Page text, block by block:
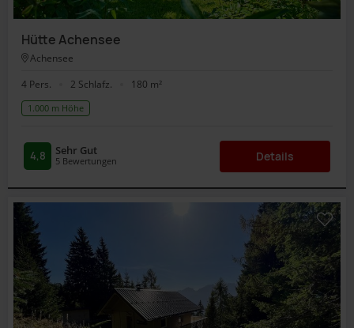
Hütte Achensee
Achensee
4 Pers.
2 Schlafz. 180 m²
1.000 m Höhe
5 Bewertungen
4,8 Sehr Gut Details